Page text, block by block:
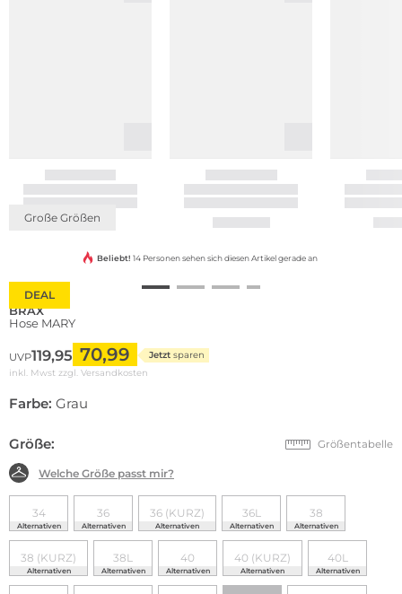
DEAL
Große Größen
Beliebt! 14 Personen sehen sich diesen Artikel gerade an
BRAX
Hose MARY
UVP119,95 70,99 Jetzt sparen
inkl. Mwst zzgl. Versandkosten
Farbe: Grau
Größe: Größentabelle
Welche Größe passt mir?
34
Alternativen
36
Alternativen
36 (KURZ)
Alternativen
36L
Alternativen
38
Alternativen
38 (KURZ)
Alternativen
38L
Alternativen
40
Alternativen
40 (KURZ)
Alternativen
40L
Alternativen